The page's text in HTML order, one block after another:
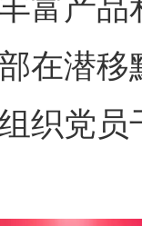
富产
在潜
织党